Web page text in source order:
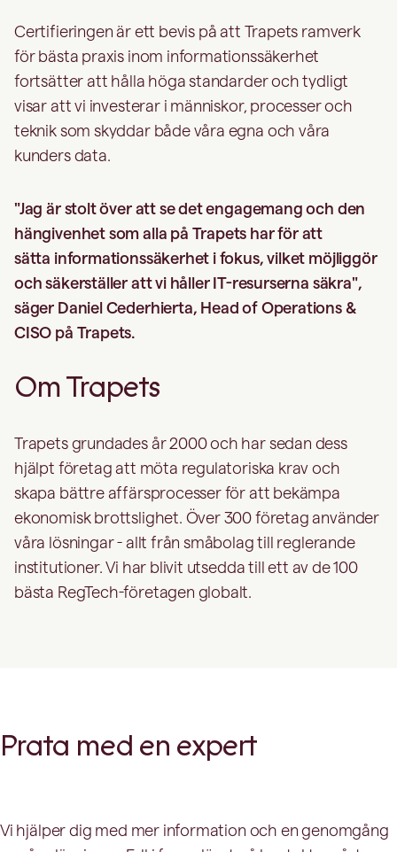
Certifieringen är ett bevis på att Trapets ramverk
för bästa praxis inom informationssäkerhet
fortsätter att hålla höga standarder och tydligt
visar att vi investerar i människor, processer och
teknik som skyddar både våra egna och våra
kunders data.
"Jag är stolt över att se det engagemang och den
hängivenhet som alla på Trapets har för att
sätta informationssäkerhet i fokus, vilket möjliggör
och säkerställer att vi håller IT-resurserna säkra",
säger Daniel Cederhierta, Head of Operations &
CISO på Trapets.
Om Trapets
Trapets grundades år 2000 och har sedan dess
hjälpt företag att möta regulatoriska krav och
skapa bättre affärsprocesser för att bekämpa
ekonomisk brottslighet. Över 300 företag använder
våra lösningar - allt från småbolag till reglerande
institutioner. Vi har blivit utsedda till ett av de 100
bästa RegTech-företagen globalt.
Prata med en expert
Vi hjälper dig med mer information och en genomgång